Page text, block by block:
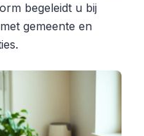
begeleidt u bij
gemeente en